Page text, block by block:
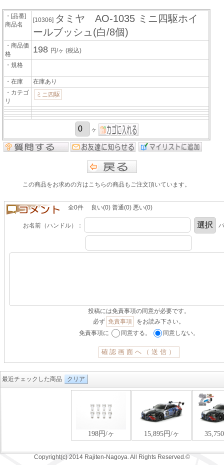
・[品番]
商品名
[10306] タミヤ AO-1035 ミニ四駆ホイ
ールブッシュ(白/8個)
・商品価
格
198 円/ヶ(税込)
・規格
・在庫
在庫あり
・カテゴ
リ
ミニ四駆
ヶ
この商品をお求めの方はこちらの商品もご注文頂いています。
全0件 良い(0) 普通(0) 悪い(0)
お名前（ハンドル）：
投稿には免責事項の同意が必要です。
必ず 免責事項
をお読み下さい。
免責事項に
同意する。 同意しない。
最近チェックした商品 クリア
Copyright(c) 2014 Rajiten-Nagoya. All Rights Reserved.©